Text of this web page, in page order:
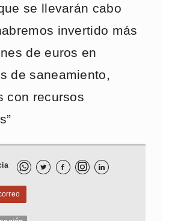
se llevarán cabo
invertido más
de euros en
de saneamiento,
con recursos
  